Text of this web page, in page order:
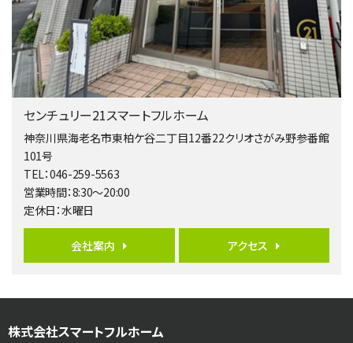
海老名駅
バ15分・歩1分
リビングダイニング部分の床暖房完備 車並列2台駐…
第5位
3,598万円
バ11分・ 歩6分
全棟ＬＤＫは16帖の4ＬＤＫ！食器洗い乾燥機や浴…
第6位
4ＬＤＫ
桜ヶ丘駅
センチュリー21スマートフルホーム
神奈川県海老名市東柏ケ谷二丁目12番22クリオさがみ野参番館
101号
TEL：046-259-5563
営業時間：8:30～20:00
定休日：水曜日
会社案内 アクセス
株式会社スマートフルホーム